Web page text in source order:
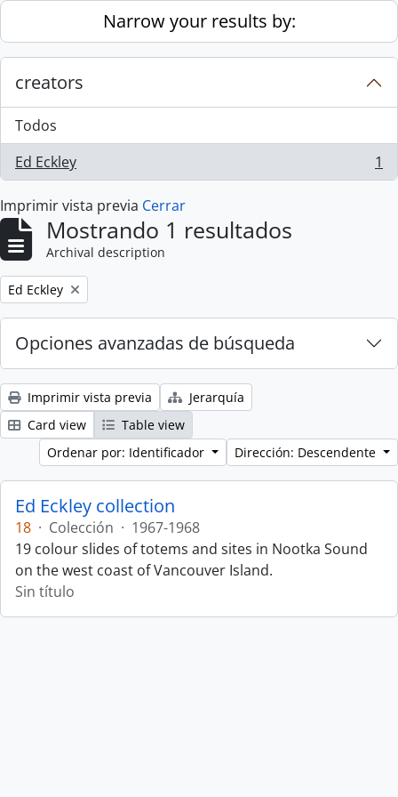
Skip to main contentNarrow your results by:
creators
Todos
Ed Eckley
, 1 resultados 1
Imprimir vista previa Cerrar
Mostrando 1 resultados
Archival description
Remove filter:
Ed Eckley
Opciones avanzadas de búsqueda
Imprimir vista previa
Jerarquía
Card view
Table view
Ordenar por: Identificador
Dirección: Descendente
Ed Eckley collection
18 · Colección · 1967-1968
19 colour slides of totems and sites in Nootka Sound
on the west coast of Vancouver Island.
Sin título